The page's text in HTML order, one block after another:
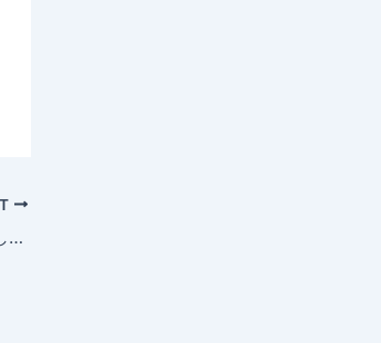
MARUFOODS団圓食品オープンしました！